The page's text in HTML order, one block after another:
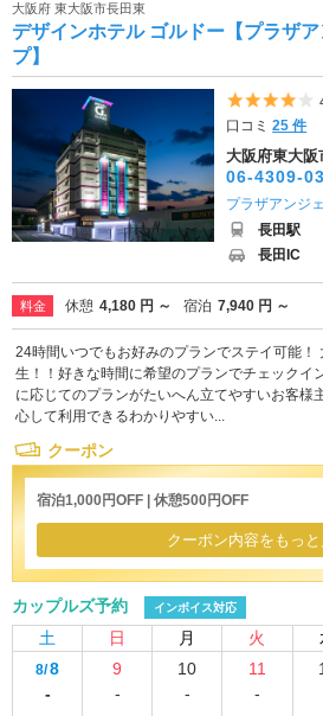
大阪府 東大阪市長田東
デザインホテル ゴルドー【プラザ
プ】
口コミ25 件
大阪府東大阪
06-4309-
プラザアンジ
長田駅
長田IC
料金 休憩 4,180 円 ～ 宿泊 7,940 円 ～
24時間いつでもお好みのプランでステイ可能！
生！！好きな時間に希望のプランでチェックイ
に応じてのプランがたいへん立てやすいお客様
心して利用できるわかりやすい...
クーポン
宿泊1,000円OFF | 休憩500円OFF
クーポン内容をもっと
カップルズ予約 インボイス対応
土 日 月 火
8/8
-
9
-
10
-
11
-